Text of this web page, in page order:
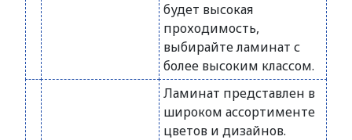
будет высокая
проходимость,
выбирайте ламинат с
более высоким классом.
Ламинат представлен в
широком ассортименте
цветов и дизайнов.